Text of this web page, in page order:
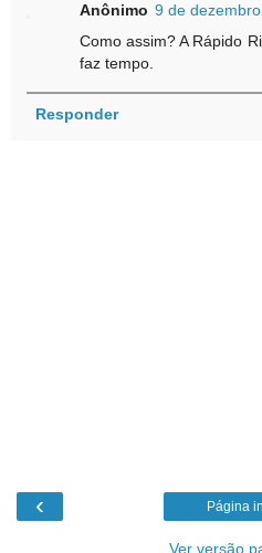
Anônimo 9 de
Como assim? A Rápido
faz tempo.
Responder
‹ Página
Ver versão